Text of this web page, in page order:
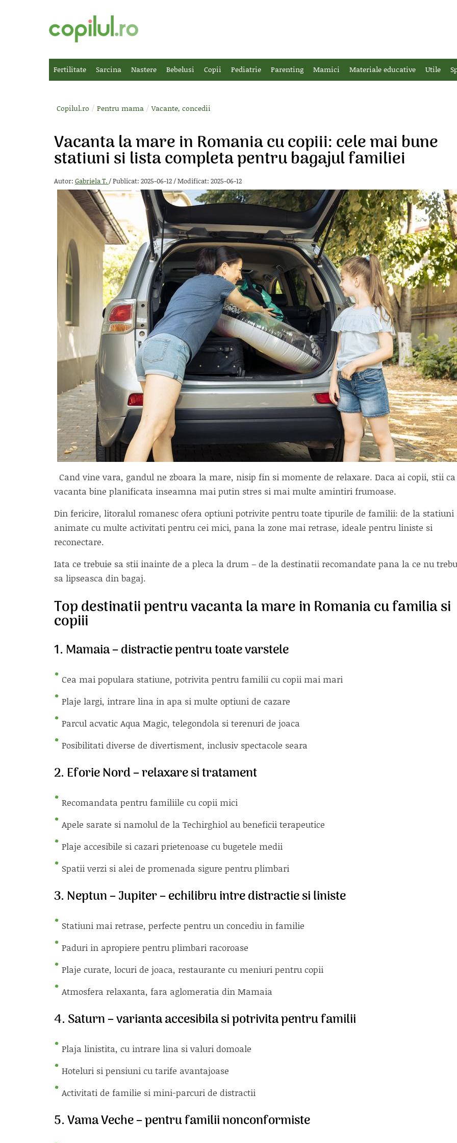
Fertilitate Sarcina Nastere Bebelusi Copii Pediatrie Parenting Mamici Materiale educative Utile
Copilul.ro / Pentru mama /Vacante, concedii
Vacanta la mare in Romania cu copiii: cele mai bune
statiuni si lista completa pentru bagajul familiei
Autor: Gabriela T./Publicat: 2025-06-12/Modificat: 2025-06-12
Cand vine vara, gandul ne zboara la mare, nisip fin si momente de relaxare. Daca ai copii, stii
vacanta bine planificata inseamna mai putin stres si mai multe amintiri frumoase.
Din fericire, litoralul romanesc ofera optiuni potrivite pentru toate tipurile de familii: de la statiuni
animate cu multe activitati pentru cei mici, pana la zone mai retrase, ideale pentru liniste si
reconectare.
Iata ce trebuie sa stii inainte de a pleca la drum – de la destinatii recomandate pana la ce nu
sa lipseasca din bagaj.
Top destinatii pentru vacanta la mare in Romania cu familia si
copiii
1. Mamaia – distractie pentru toate varstele
Cea mai populara statiune, potrivita pentru familii cu copii mai mari
Plaje largi, intrare lina in apa si multe optiuni de cazare
Parcul acvatic Aqua Magic, telegondola si terenuri de joaca
Posibilitati diverse de divertisment, inclusiv spectacole seara
2. Eforie Nord – relaxare si tratament
Recomandata pentru familiile cu copii mici
Apele sarate si namolul de la Techirghiol au beneficii terapeutice
Plaje accesibile si cazari prietenoase cu bugetele medii
Spatii verzi si alei de promenada sigure pentru plimbari
3. Neptun – Jupiter – echilibru intre distractie si liniste
Statiuni mai retrase, perfecte pentru un concediu in familie
Paduri in apropiere pentru plimbari racoroase
Plaje curate, locuri de joaca, restaurante cu meniuri pentru copii
Atmosfera relaxanta, fara aglomeratia din Mamaia
4. Saturn – varianta accesibila si potrivita pentru familii
Plaja linistita, cu intrare lina si valuri domoale
Hoteluri si pensiuni cu tarife avantajoase
Activitati de familie si mini-parcuri de distractii
5.Vama Veche – pentru familii nonconformiste